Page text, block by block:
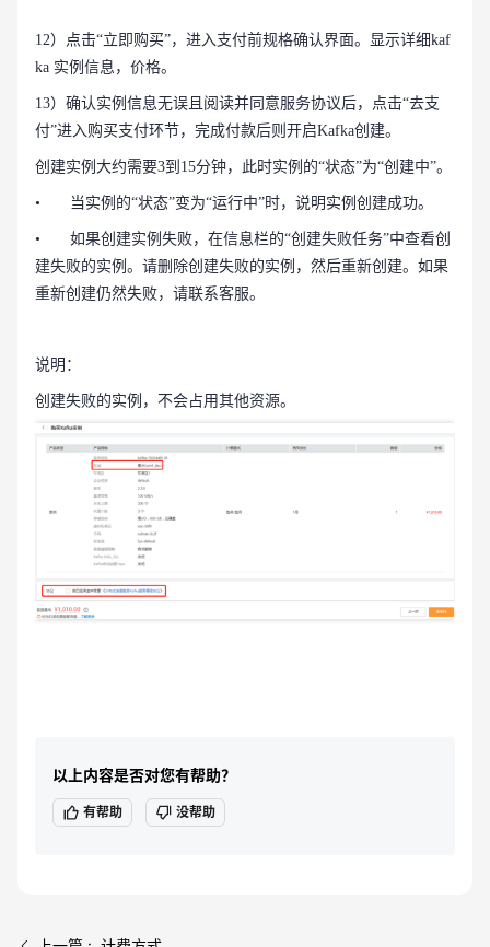
12）点击“立即购买”，进入支付前规格确认界面。显示详细kaf
ka 实例信息，价格。
13）确认实例信息无误且阅读并同意服务协议后，点击“去支
付”进入购买支付环节，完成付款后则开启Kafka创建。
创建实例大约需要3到15分钟，此时实例的“状态”为“创建中”。
• 当实例的“状态”变为“运行中”时，说明实例创建成功。
•
如果创建实例失败，在信息栏的“创建失败任务”中查看创
建失败的实例。请删除创建失败的实例，然后重新创建。如果
重新创建仍然失败，请联系客服。
说明：
创建失败的实例，不会占用其他资源。
以上内容是否对您有帮助？
有帮助 没帮助